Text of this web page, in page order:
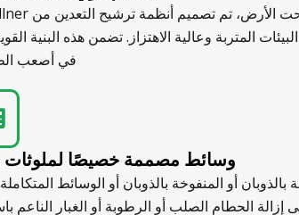
المتربة وعالية الاهتزاز. تضمن هذه البنية
في أصعب
وسائط مصممة خصيصًا لملوثات
أو المنفوخة بالذوبان أو الوسائط
الحطام الصلب أو الرطوبة أو الغبار الناعم